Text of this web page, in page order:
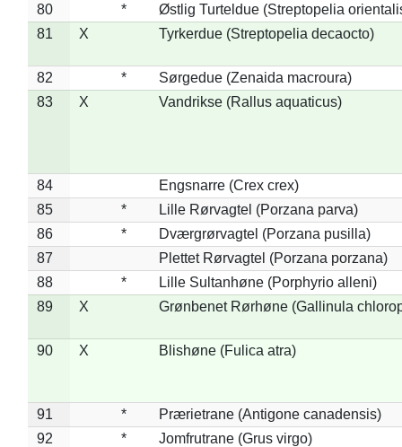
80
*
Østlig Turteldue (Streptopelia
81
X Tyrkerdue (Streptopelia decaocto)
82 *
Sørgedue (Zenaida macroura)
83
X Vandrikse (Rallus aquaticus)
84
Engsnarre (Crex crex)
85
*
Lille Rørvagtel (Porzana parva)
86
*
Dværgrørvagtel (Porzana pusilla)
87
Plettet Rørvagtel (Porzana porzana)
88
*
Lille Sultanhøne (Porphyrio alleni)
89
X Grønbenet Rørhøne (Gallinula
90 X Blishøne (Fulica atra)
91 *
Prærietrane (Antigone canadensis)
92
*
Jomfrutrane (Grus virgo)